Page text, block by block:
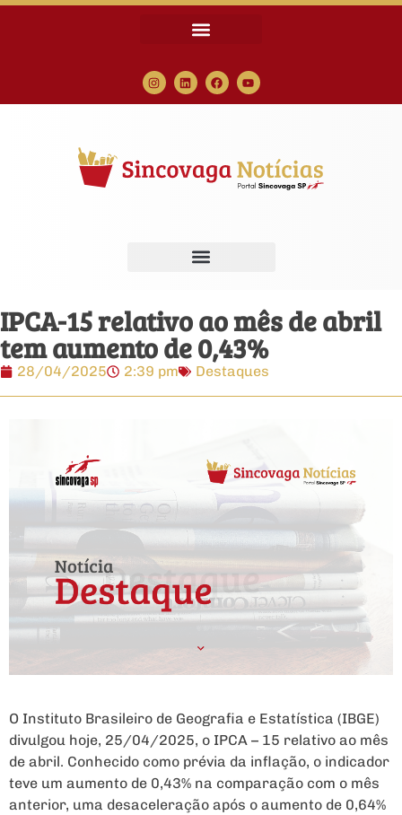
IPCA-15 relativo ao mês de abril
tem aumento de 0,43%
28/04/2025 2:39 pm Destaques
O Instituto Brasileiro de Geografia e Estatística (IBGE)
divulgou hoje, 25/04/2025, o IPCA – 15 relativo ao mês
de abril. Conhecido como prévia da inflação, o indicador
teve um aumento de 0,43% na comparação com o mês
anterior, uma desaceleração após o aumento de 0,64%